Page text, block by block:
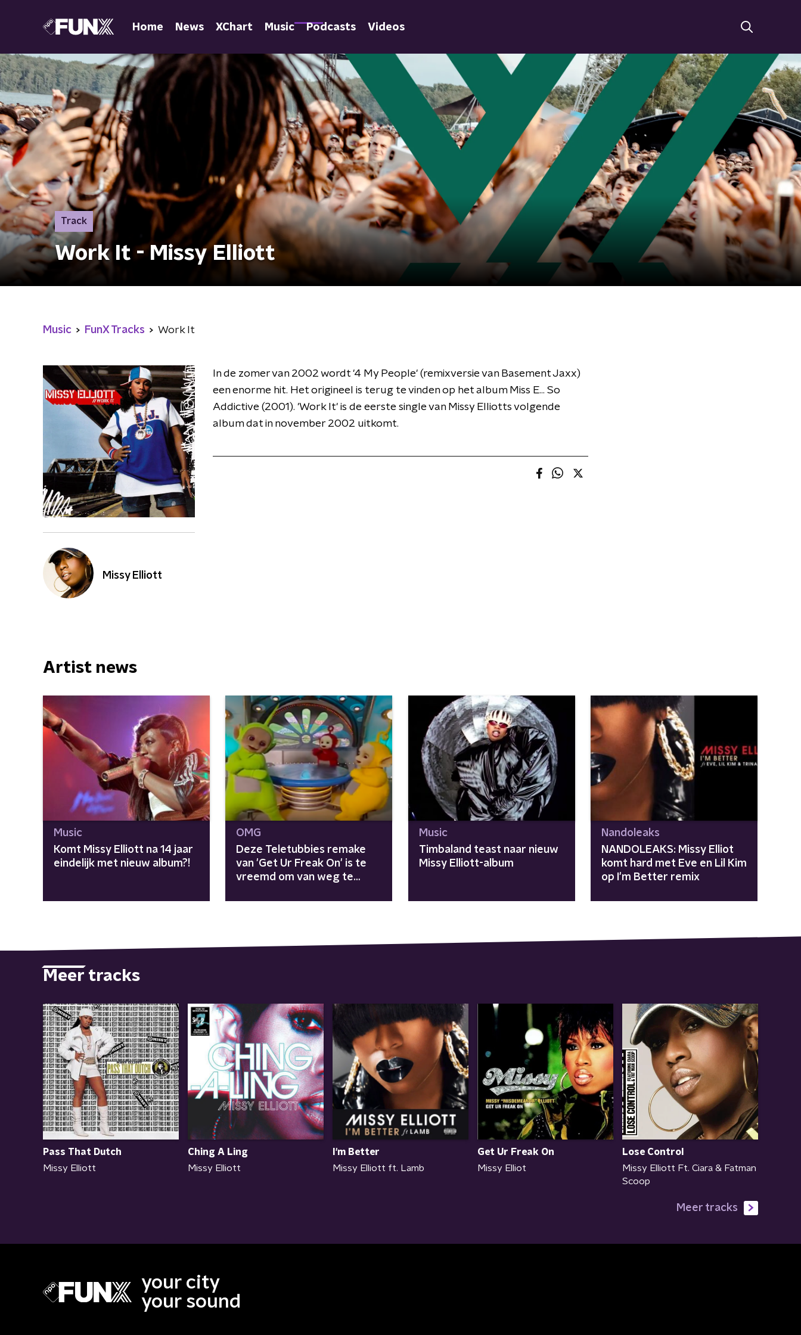
Home News XChart Music Podcasts Videos
Track
Work It - Missy Elliott
Music FunX Tracks Work It
Missy Elliott
In de zomer van 2002 wordt '4 My People' (remixversie van Basement Jaxx)
een enorme hit. Het origineel is terug te vinden op het album Miss E... So
Addictive (2001). 'Work It' is de eerste single van Missy Elliotts volgende
album dat in november 2002 uitkomt.
Artist news
Music
Komt Missy Elliott na 14 jaar
eindelijk met nieuw album?!
OMG
Deze Teletubbies remake
van 'Get Ur Freak On' is te
vreemd om van weg te
Music
Timbaland teast naar nieuw
Missy Elliott-album
Nandoleaks
NANDOLEAKS: Missy Elliot
komt hard met Eve en Lil Kim
op I'm Better remix
Meer tracks
Pass That Dutch
Missy Elliott
Ching A Ling
Missy Elliott
I'm Better
Missy Elliott ft. Lamb
Get Ur Freak On
Missy Elliot
Lose Control
Missy Elliott Ft. Ciara & Fatman
Scoop
Meer tracks
your city
your sound